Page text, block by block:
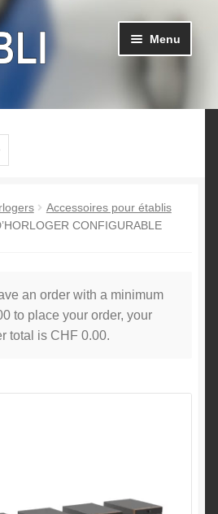
Menu
le
Accessoires pour établis
CONFIGURABLE
an order with a minimum
to place your order, your
total is CHF 0.00.